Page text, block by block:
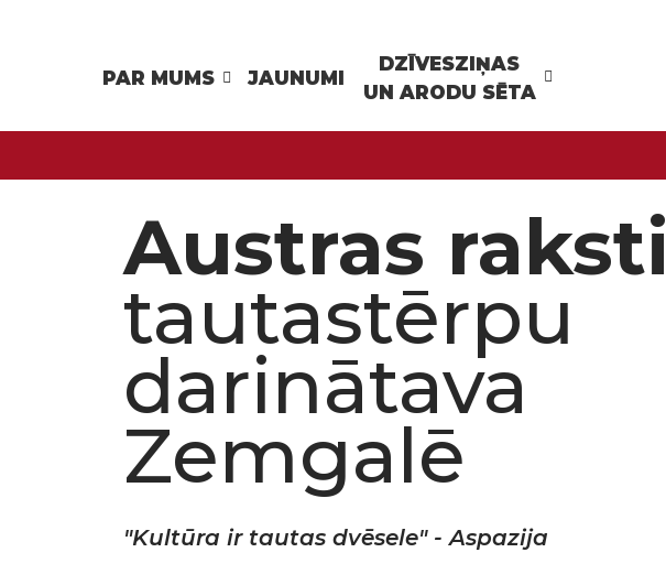
PAR MUMS JAUNUMI
DZĪVESZIŅAS
UN ARODU SĒTA
Austras raksti
tautastērpu
darinātava
Zemgalē
"Kultūra ir tautas dvēsele" - Aspazija